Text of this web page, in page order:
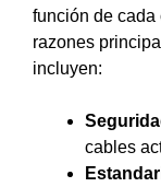
función de cada
razones
incluyen:
cables